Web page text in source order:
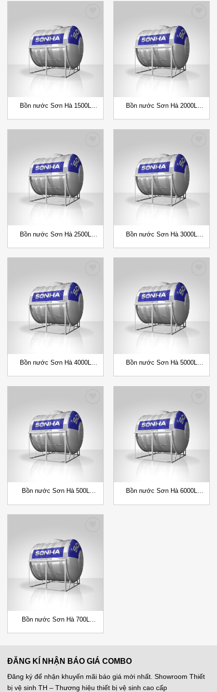
Add to
Wishlist
Bồn nước Sơn Hà 1500L
Add to
Wishlist
Bồn nước Sơn Hà 2000L
Add to
Wishlist
Bồn nước Sơn Hà 2500L
Add to
Wishlist
Bồn nước Sơn Hà 3000L
Add to
Wishlist
Bồn nước Sơn Hà 4000L
Add to
Wishlist
Bồn nước Sơn Hà 5000L
Add to
Wishlist
Bồn nước Sơn Hà 500L
Add to
Wishlist
Bồn nước Sơn Hà 6000L
Add to
Wishlist
Bồn nước Sơn Hà 700L
ĐĂNG KÍ NHẬN BÁO GIÁ COMBO
Đăng ký để nhận khuyến mãi báo giá mới nhất. Showroom Thiết
bị vệ sinh TH – Thương hiệu thiết bị vệ sinh cao cấp